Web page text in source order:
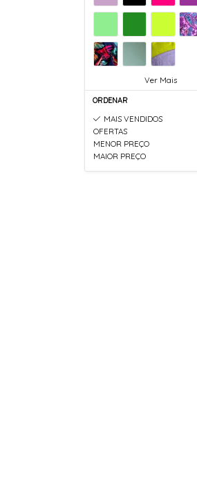
Ver Mais
ORDENAR
MAIS VENDIDOS
OFERTAS
MENOR PREÇO
MAIOR PREÇO